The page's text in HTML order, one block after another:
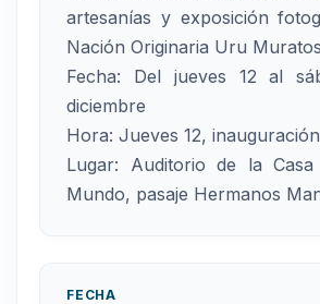
artesanías y exposición
Nación Originaria Uru Muratos
Fecha: Del jueves 12 al
diciembre
Hora: Jueves 12,
Lugar: Auditorio de la Casa
Mundo, pasaje Hermanos
FECHA